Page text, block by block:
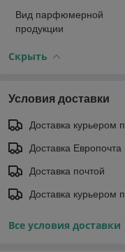
Вид парфюмерной
продукции
Скрыть
Условия доставки
Доставка курьером
Доставка Европочта
Доставка почтой
Доставка курьером
Все условия доставки